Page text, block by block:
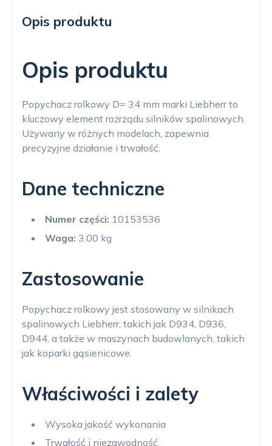
Opis produktu
Opis produktu
Popychacz rolkowy D= 34 mm marki Liebherr to
kluczowy element rozrządu silników spalinowych.
Używany w różnych modelach, zapewnia
precyzyjne działanie i trwałość.
Dane techniczne
Numer części: 10153536
Waga: 3.00 kg
Zastosowanie
Popychacz rolkowy jest stosowany w silnikach
spalinowych Liebherr, takich jak D934, D936,
D944, a także w maszynach budowlanych, takich
jak koparki gąsienicowe.
Właściwości i zalety
Wysoka jakość wykonania
Trwałość i niezawodność